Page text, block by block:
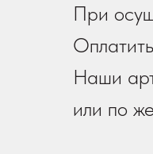
При
Наши
или по